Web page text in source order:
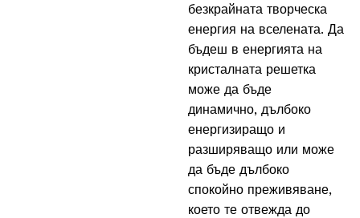
безкрайната творческа
енергия на вселената. Да
бъдеш в енергията на
кристалната решетка
може да бъде
динамично, дълбоко
енергизиращо и
разширяващо или може
да бъде дълбоко
спокойно преживяване,
което те отвежда до